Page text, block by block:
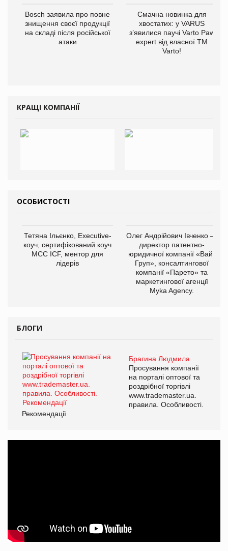
Bosch заявила про повне
знищення своєї продукції
на складі після російської
атаки
Смачна новинка для
хвостатих: у VARUS
з’явилися паучі Varto Paw
expert від власної ТМ
Varto!
КРАЩІ КОМПАНІЇ
ОСОБИСТОСТІ
Тетяна Ільєнко, Executive-
коуч, сертифікований коуч
МСС ICF, ментор для
лідерів
Олег Андрійович Івченко —
директор патентно-
юридичної компанії «Вайз
Груп», консалтингової
компанії «Парето» та
маркетингової агенції
Myka Agency.
БЛОГИ
Брагина Людмила
Просування компанії
на порталі оптової та
роздрібної торгівлі
www.trademaster.ua.
правила. Особливості.
Рекомендації